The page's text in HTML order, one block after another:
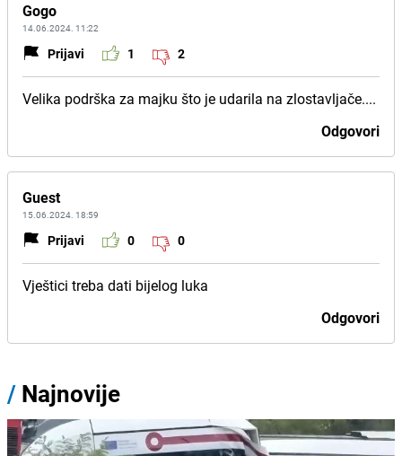
Gogo
14.06.2024. 11:22
Prijavi 1 2
Velika podrška za majku što je udarila na zlostavljače....
Odgovori
Guest
15.06.2024. 18:59
Prijavi 0 0
Vještici treba dati bijelog luka
Odgovori
/ Najnovije